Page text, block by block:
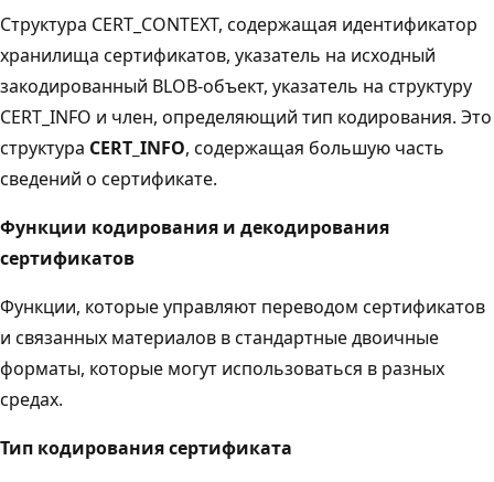
Структура CERT_CONTEXT, содержащая идентификатор
хранилища сертификатов, указатель на исходный
закодированный BLOB-объект, указатель на структуру
CERT_INFO и член, определяющий тип кодирования. Это
структура CERT_INFO, содержащая большую часть
сведений о сертификате.
Функции кодирования и декодирования
сертификатов
Функции, которые управляют переводом сертификатов
и связанных материалов в стандартные двоичные
форматы, которые могут использоваться в разных
средах.
Тип кодирования сертификата